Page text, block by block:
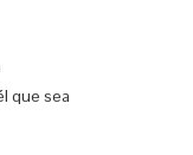
que sea